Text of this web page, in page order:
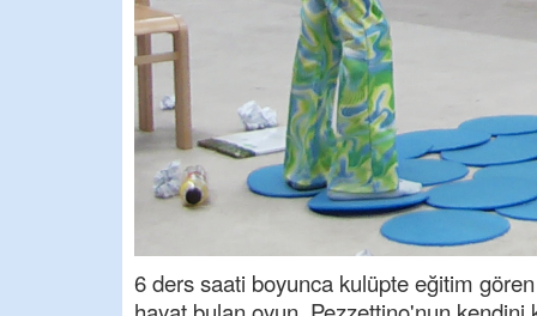
6 ders saati boyunca kulüpte eğitim